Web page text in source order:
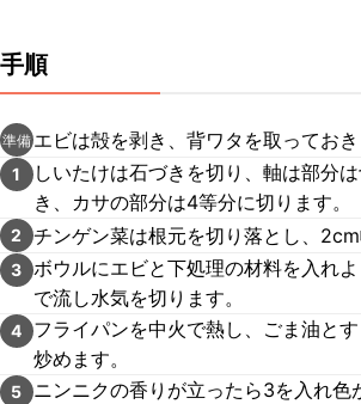
手順
準備 エビは殻を剥き、背ワタを取っておき
1
しいたけは石づきを切り、軸は部分
き、カサの部分は4等分に切ります。
2 チンゲン菜は根元を切り落とし、2cm
3 ボウルにエビと下処理の材料を入れ
で流し水気を切ります。
4
フライパンを中火で熱し、ごま油と
炒めます。
5
ニンニクの香りが立ったら3を入れ色